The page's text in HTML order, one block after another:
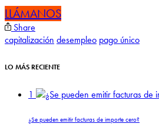
LLÁMANOS
Share
capitalización desempleo pago único
LO MÁS RECIENTE
1
¿Se pueden emitir facturas de importe cero?